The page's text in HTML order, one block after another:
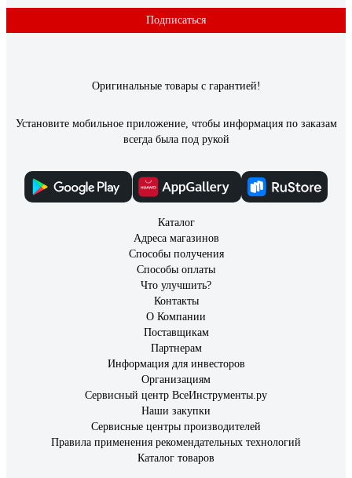
отличное средство инвестиций, приятно тешит самолюбие,
гайки сами отворачиваются при виде сего чуда, мужики с
Подписаться
Оригинальные товары с гарантией!
Установите мобильное приложение, чтобы информация по заказам
всегда была под рукой
Каталог
Адреса магазинов
Способы получения
Способы оплаты
Что улучшить?
Контакты
О Компании
Поставщикам
Партнерам
Информация для инвесторов
Организациям
Сервисный центр ВсеИнструменты.ру
Наши закупки
Сервисные центры производителей
Правила применения рекомендательных технологий
Каталог товаров